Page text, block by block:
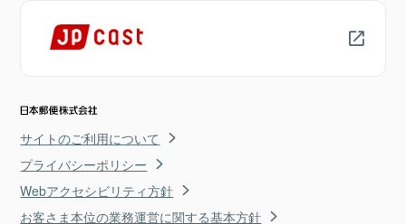
サイトのご利用について
プライバシーポリシー
Webアクセシビリティ方針
お客さま本位の業務運営に関する基本方針